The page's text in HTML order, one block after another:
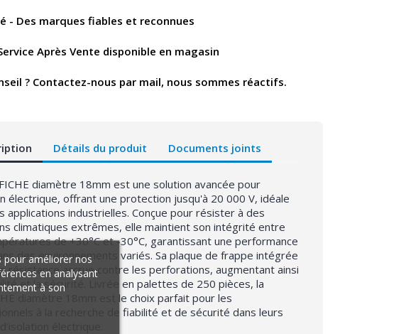
- Des marques fiables et reconnues
Après Vente disponible en magasin
? Contactez-nous par mail, nous sommes réactifs.
Détails du produit Documents joints
diamètre 18mm est une solution avancée pour
électrique, offrant une protection jusqu'à 20 000 V, idéale
applications industrielles. Conçue pour résister à des
climatiques extrêmes, elle maintient son intégrité entre
de +30°C et -30°C, garantissant une performance
des environnements variés. Sa plaque de frappe intégrée
résistance accrue contre les perforations, augmentant ainsi
et la sécurité. Livrée en palettes de 250 pièces, la
diamètre 18mm est le choix parfait pour les
à la recherche de fiabilité et de sécurité dans leurs
électrique.
pour améliorer nos
en analysant
à son